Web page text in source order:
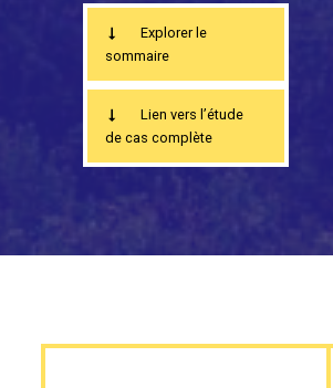
Explorer le
sommaire
Lien vers l’étude
de cas complète